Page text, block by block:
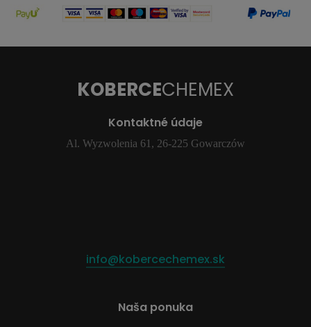
KOBERCECHEMEX
Kontaktné údaje
Al. Wyzwolenia 61, 26-225 Gowarczów
info@kobercechemex.sk
Naša ponuka